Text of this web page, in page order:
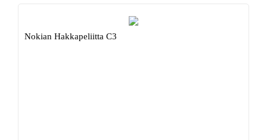
Nokian Hakkapeliitta C3